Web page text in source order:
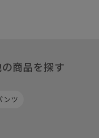
商品を探す
ンツ